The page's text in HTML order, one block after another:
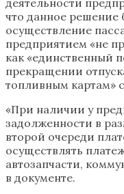
что данное решение
осуществление
предприятием «не
как «единственный
прекращении
топливным картам»
«При наличии у
задолженности в
второй очереди
осуществлять
автозапчасти,
в документе.